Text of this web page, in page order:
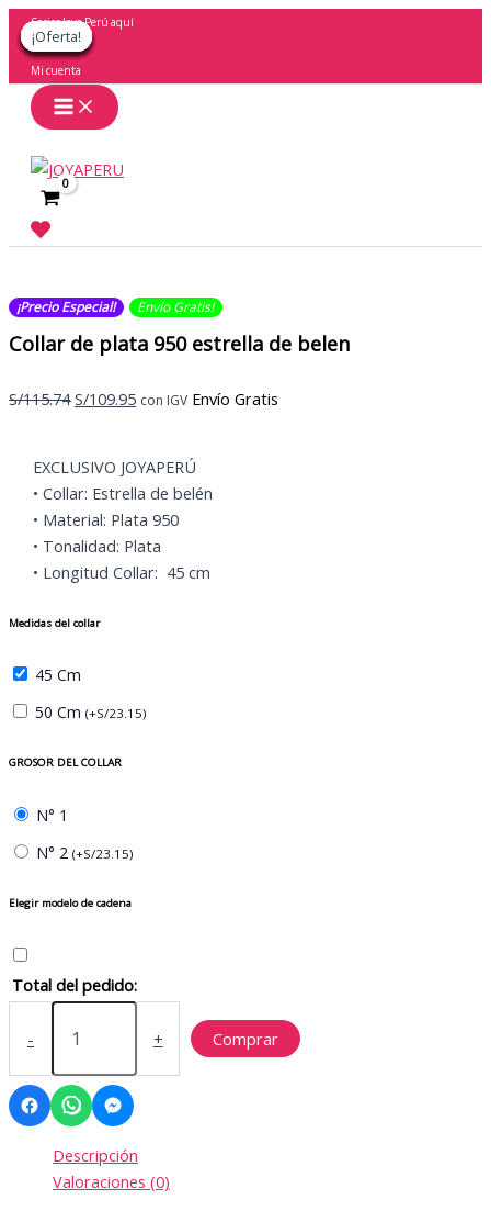
al
contenido
Socios Joya Perú aquí
Mi cuenta
¡Oferta!
¡Precio Especial! Envío Gratis​​​!
Collar de plata 950 estrella de belen
S/115.74 El
era:
S/115.74.
S/109.95El
es:
S/109.95.
con IGV Envío Gratis
EXCLUSIVO JOYAPERÚ
• Collar: Estrella de belén
• Material: Plata 950
• Tonalidad: Plata
• Longitud Collar: 45 cm
Medidas del collar
45 Cm
50 Cm (+S/23.15)
GROSOR DEL COLLAR
N° 1
N° 2 (+S/23.15)
Elegir modelo de cadena
Total del pedido:
-
plata
950
estrella
de
cantidad
+ Comprar
Descripción
Valoraciones (0)
¡Oferta!
¡Oferta!
¡Oferta!
¡Oferta!
¡Oferta!
¡Oferta!
¡Oferta!
¡Oferta!